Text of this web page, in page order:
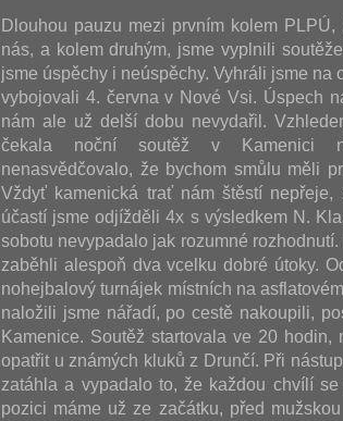
Dlouhou pauzu mezi prvním kolem
nás, a kolem druhým, jsme vyplnili
jsme úspěchy i neúspěchy. Vyhráli jsme na
vybojovali 4. června v Nové Vsi. Úspech
nám ale už delší dobu nevydařil.
čekala noční soutěž v Kamenici
nenasvědčovalo, že bychom smůlu měli
Vždyť kamenická trať nám štěstí nepřeje,
účastí jsme odjížděli 4x s výsledkem N.
sobotu nevypadalo jak rozumné
zaběhli alespoň dva vcelku dobré útoky.
nohejbalový turnájek místních na
naložili jsme nářadí, po cestě nakoupili,
Kamenice. Soutěž startovala ve 20
opatřit u známých kluků z Drunčí. Při
zatáhla a vypadalo to, že každou chvílí
pozici máme už ze začátku, před